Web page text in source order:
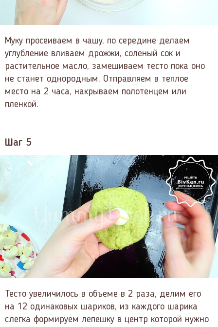
Муку просеиваем в чашу, по середине делаем
углубление вливаем дрожжи, соленый сок и
растительное масло, замешиваем тесто пока оно
не станет однородным. Отправляем в теплое
место на 2 часа, накрываем полотенцем или
пленкой.
Шаг 5
Тесто увеличилось в объеме в 2 раза, делим его
на 12 одинаковых шариков, из каждого шарика
слегка формируем лепешку в центр которой нужно